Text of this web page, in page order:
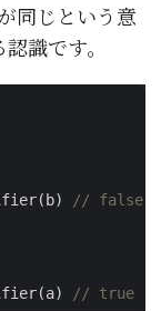
同じという意
識です。
// false
// true